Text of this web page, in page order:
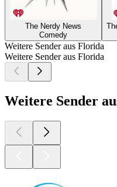
The Nerdy News
Comedy
Weitere Sender aus Florida
Weitere Sender aus Florida
Weitere Sender